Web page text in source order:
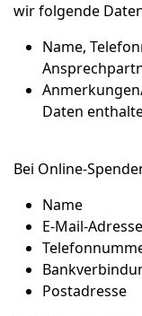
wir folgende
Name,
Daten
Bei Online-
Name
E-Mail-Adresse
Postadresse